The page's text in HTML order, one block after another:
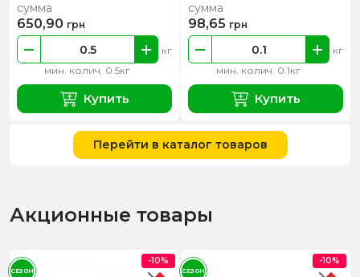
мин. колич. 0.5кг
кг
сумма
650,90 грн
Купить
мин. колич. 0.1кг
кг
сумма
98,65 грн
Купить
Перейти в каталог товаров
Акционные товары
-10%
СЕЗОН
-10%
СЕЗОН